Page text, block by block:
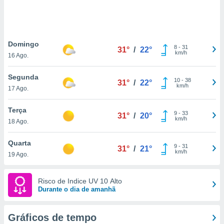
nós e
únicos
para
e
este sitio
IP e
possam
com
Domingo
16 Ago.
31° / 22° 8- 31
km/h
Segunda
17 Ago.
31° / 22° 10- 38
km/h
Terça
18 Ago.
31° / 20° 9- 33
km/h
Quarta
19 Ago.
31° / 21° 9- 31
km/h
Risco de Indice UV 10 Alto
Durante o dia de amanhã
Gráficos de tempo